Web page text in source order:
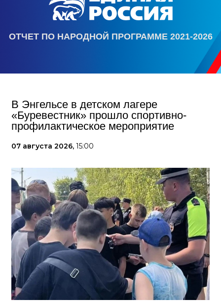
ОТЧЕТ ПО НАРОДНОЙ ПРОГРАММЕ 2021-2026
В Энгельсе в детском лагере
«Буревестник» прошло спортивно-
профилактическое мероприятие
07 августа 2026, 15:00